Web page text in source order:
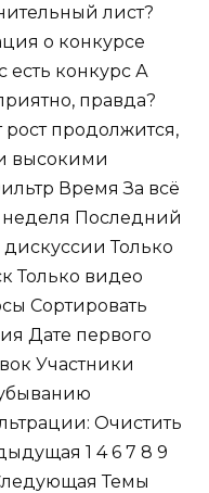
лист?
о конкурсе
есть конкурс А
правда?
продолжится,
высокими
Время За всё
Последний
Только
Только видео
Сортировать
Дате первого
Участники
Очистить
1 4 6 7 8 9
Следующая Темы